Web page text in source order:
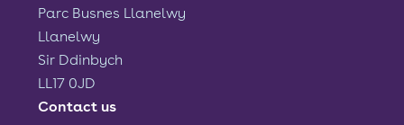
Parc Busnes Llanelwy
Llanelwy
Sir Ddinbych
LL17 0JD
Contact us